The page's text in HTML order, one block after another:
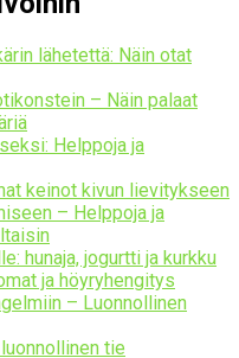
lähetettä: Näin otat
– Näin palaat
Helppoja ja
keinot kivun lievitykseen
– Helppoja ja
hunaja, jogurtti ja kurkku
ja höyryhengitys
– Luonnollinen
tie